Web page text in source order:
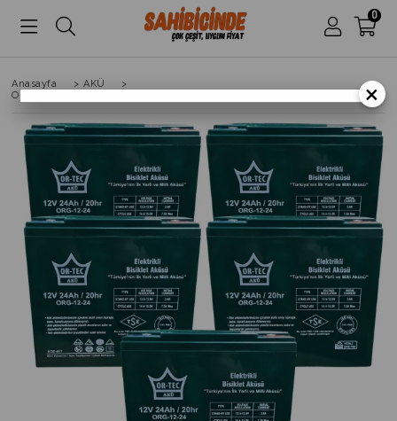
0
Anasayfa > AKÜ
>
Ortec 12V 24AH Elektrikli Motosiklet Aküsü 5'li Set 2026 Üretim
×